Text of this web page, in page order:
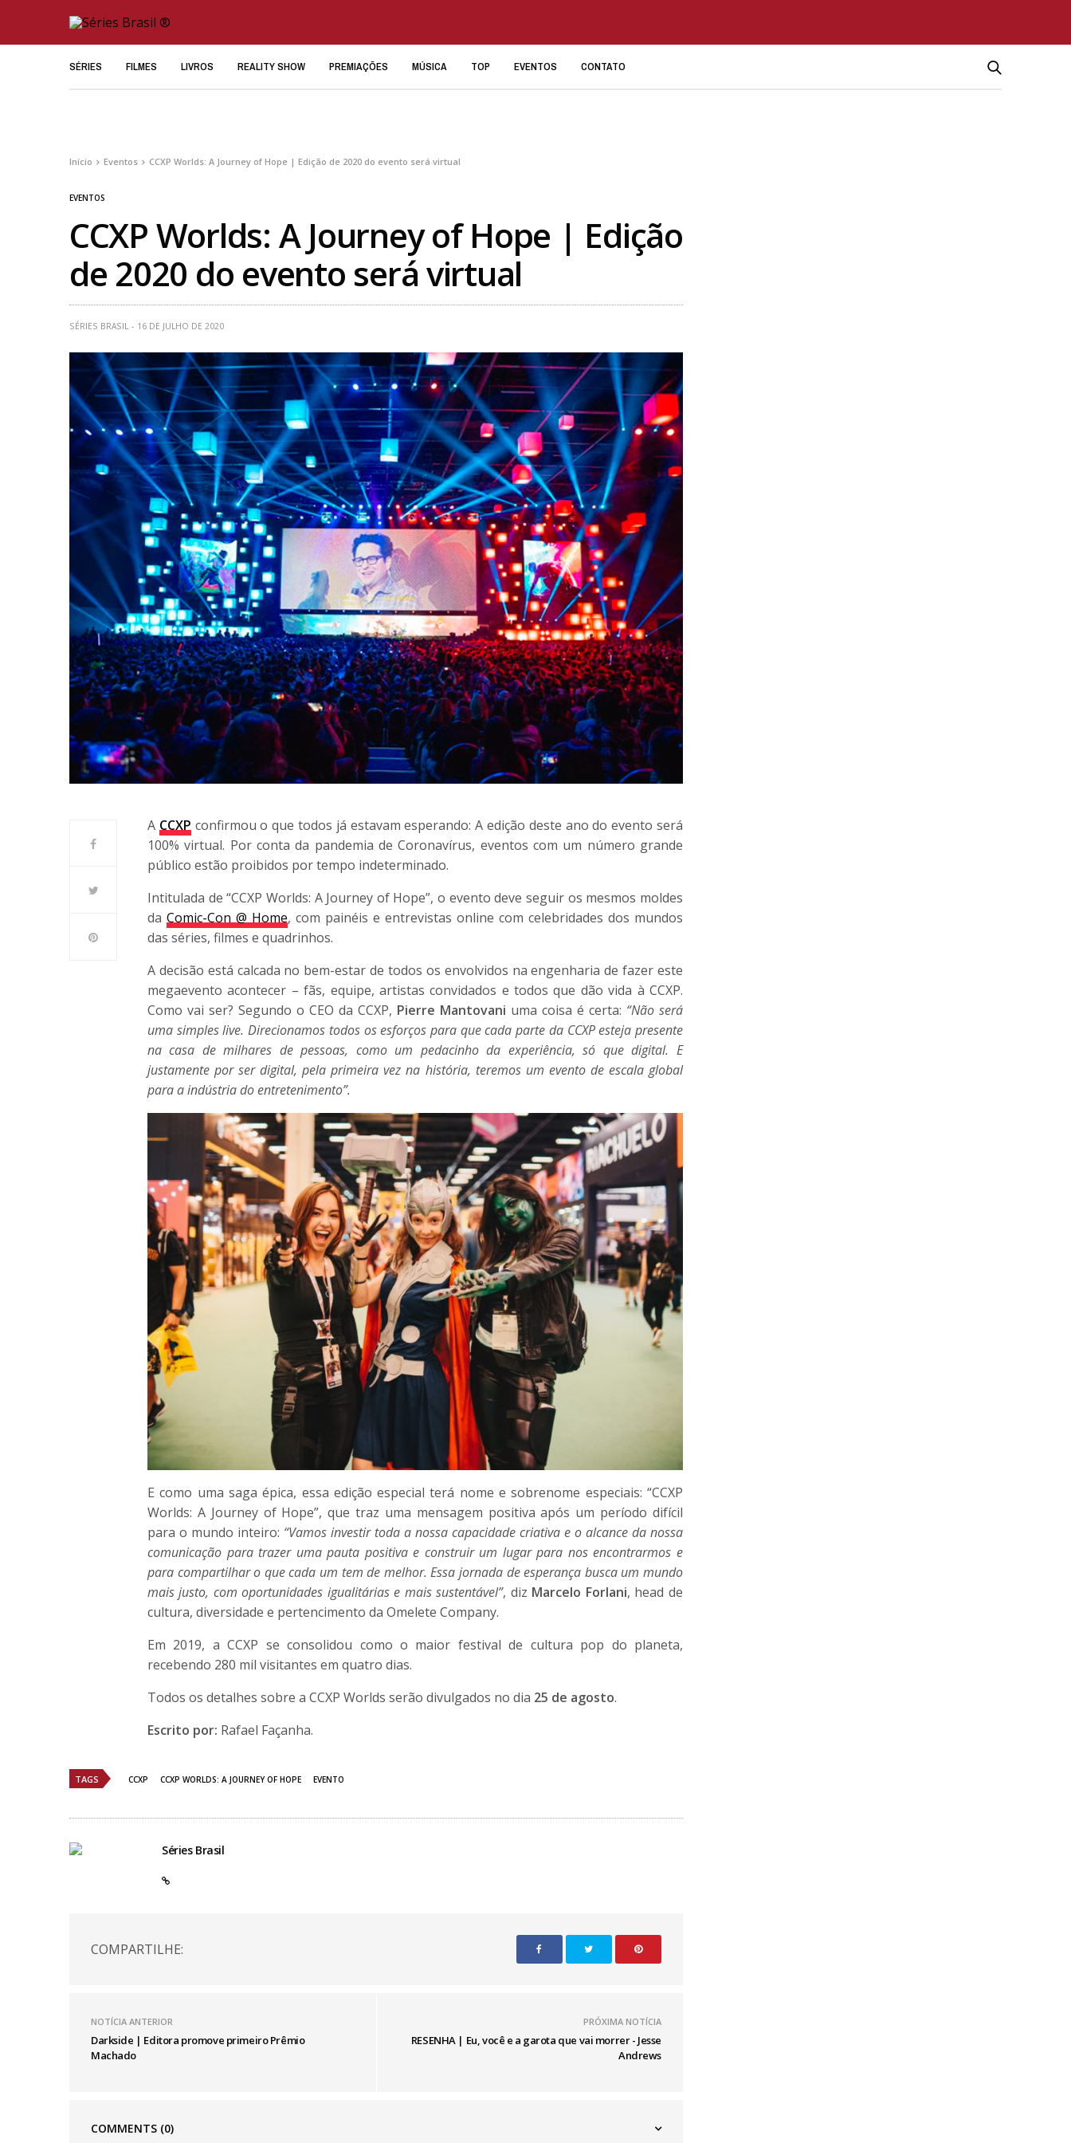
SÉRIES FILMES LIVROS REALITY SHOW PREMIAÇÕES MÚSICA TOP EVENTOS CONTATO
Início Eventos CCXP Worlds: A Journey of Hope | Edição de 2020 do evento será virtual
EVENTOS
CCXP Worlds: A Journey of Hope | Edição
de 2020 do evento será virtual
SÉRIES BRASIL 16 DE JULHO DE 2020
A CCXPconfirmou o que todos já estavam esperando: A edição deste ano do evento será
100% virtual. Por conta da pandemia de Coronavírus, eventos com um número grande
público estão proibidos por tempo indeterminado.
Intitulada de “CCXP Worlds: A Journey of Hope”, o evento deve seguir os mesmos moldes
da Comic-Con @ Home, com painéis e entrevistas online com celebridades dos mundos
das séries, filmes e quadrinhos.
A decisão está calcada no bem-estar de todos os envolvidos na engenharia de fazer este
megaevento acontecer – fãs, equipe, artistas convidados e todos que dão vida à CCXP.
Como vai ser? Segundo o CEO da CCXP, Pierre Mantovani uma coisa é certa: “Não será
uma simples live. Direcionamos todos os esforços para que cada parte da CCXP esteja presente
na casa de milhares de pessoas, como um pedacinho da experiência, só que digital. E
justamente por ser digital, pela primeira vez na história, teremos um evento de escala global
para a indústria do entretenimento”.
E como uma saga épica, essa edição especial terá nome e sobrenome especiais: “CCXP
Worlds: A Journey of Hope”, que traz uma mensagem positiva após um período difícil
para o mundo inteiro: “Vamos investir toda a nossa capacidade criativa e o alcance da nossa
comunicação para trazer uma pauta positiva e construir um lugar para nos encontrarmos e
para compartilhar o que cada um tem de melhor. Essa jornada de esperança busca um mundo
mais justo, com oportunidades igualitárias e mais sustentável”, diz Marcelo Forlani, head de
cultura, diversidade e pertencimento da Omelete Company.
Em 2019, a CCXP se consolidou como o maior festival de cultura pop do planeta,
recebendo 280 mil visitantes em quatro dias.
Todos os detalhes sobre a CCXP Worlds serão divulgados no dia 25 de agosto.
Escrito por: Rafael Façanha.
TAGS CCXP CCXP WORLDS: A JOURNEY OF HOPE EVENTO
Séries Brasil
COMPARTILHE:
NOTÍCIA ANTERIOR
Darkside | Editora promove primeiro Prêmio
Machado
PRÓXIMA NOTÍCIA
RESENHA | Eu, você e a garota que vai morrer - Jesse
Andrews
COMMENTS (0)